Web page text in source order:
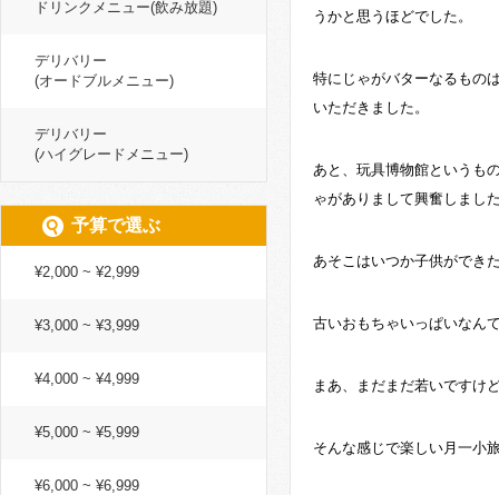
うかと思うほどでした。
特にじゃがバターなるもの
いただきました。
あと、玩具博物館というも
ゃがありまして興奮しまし
あそこはいつか子供ができ
古いおもちゃいっぱいなん
まあ、まだまだ若いですけ
そんな感じで楽しい月一小
ドリンクメニュー(飲み放題)
デリバリー
(オードブルメニュー)
デリバリー
(ハイグレードメニュー)
予算で選ぶ
¥2,000 ~ ¥2,999
¥3,000 ~ ¥3,999
¥4,000 ~ ¥4,999
¥5,000 ~ ¥5,999
¥6,000 ~ ¥6,999